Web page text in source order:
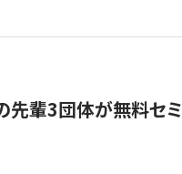
先輩3団体が無料セ